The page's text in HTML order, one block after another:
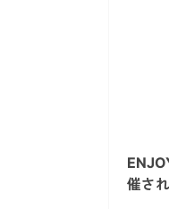
催さ